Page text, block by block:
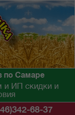
по Самаре
и ИП скидки и
68-37